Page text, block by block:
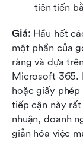
tiên tiến
Giá: Hầu hết
một phần của
ràng và dựa
Microsoft 365.
hoặc giấy
tiếp cận này
nhuận, doanh
giản hóa việc